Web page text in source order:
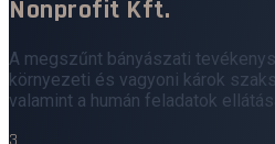
Nonprofit Kft.
A megszűnt bányászati
környezeti és vagyoni károk
valamint a humán feladatok